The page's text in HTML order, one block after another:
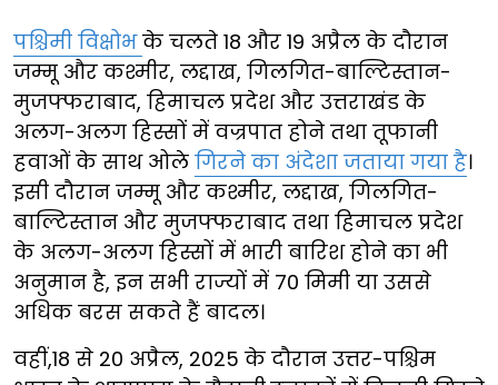
पश्चिमी विक्षोभके चलते 18 और 19 अप्रैल के दौरान
जम्मू और कश्मीर, लद्दाख, गिलगित-बाल्टिस्तान-
मुजफ्फराबाद, हिमाचल प्रदेश और उत्तराखंड के
अलग-अलग हिस्सों में वज्रपात होने तथा तूफानी
हवाओं के साथ ओले गिरने का अंदेशा जताया गया है।
इसी दौरान जम्मू और कश्मीर, लद्दाख, गिलगित-
बाल्टिस्तान और मुजफ्फराबाद तथा हिमाचल प्रदेश
के अलग-अलग हिस्सों में भारी बारिश होने का भी
अनुमान है, इन सभी राज्यों में 70 मिमी या उससे
अधिक बरस सकते हैं बादल।
वहीं,18 से 20 अप्रैल, 2025 के दौरान उत्तर-पश्चिम